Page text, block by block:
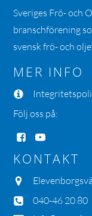
Sveriges Frö- och
branschförening
svensk frö- och
MER INFO
Följ oss på:
KONTAKT
040-46 20 80